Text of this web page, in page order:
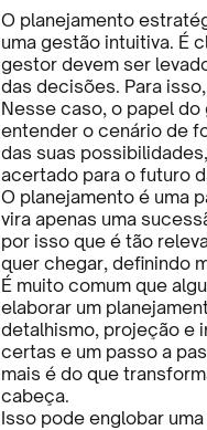
O planejamento
uma gestão intuitiva. É
gestor devem ser
das decisões. Para
Nesse caso, o papel
entender o cenário de
das suas
acertado para o futuro
O planejamento é uma
vira apenas uma
por isso que é tão
quer chegar, definindo
É muito comum que
elaborar um
detalhismo, projeção e
certas e um passo a
mais é do que
cabeça.
Isso pode englobar